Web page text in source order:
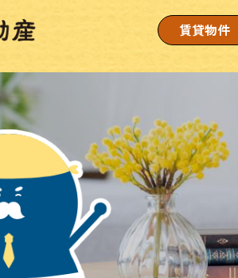
賃貸物件